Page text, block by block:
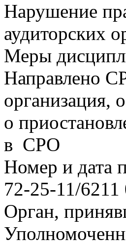
Нарушение
аудиторских
Меры
Направлено
организация,
о
в СРО
Номер и дата
72-25-11/6211
Орган,